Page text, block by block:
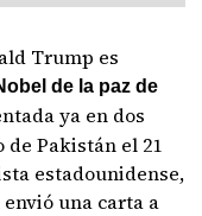
Trump es
de la paz de
ya en dos
Pakistán el 21
estadounidense,
una carta a